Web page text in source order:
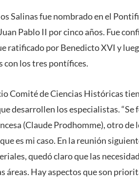
Salinas fue nombrado en el
Pablo II por cinco años. Fue
ratificado por Benedicto XVI y
con los tres pontífices.
Comité de Ciencias Históricas
desarrollen los especialistas.
(Claude Prodhomme), otro de
es mi caso. En la reunión
quedó claro que las
áreas. Hay aspectos que son